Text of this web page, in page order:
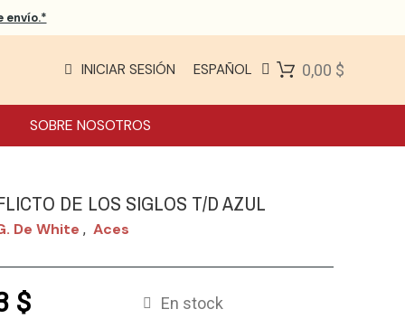
envío.*
INICIAR SESIÓN ESPAÑOL 0,00 $
SOBRE NOSOTROS
DE LOS SIGLOS T/D AZUL
De White , Aces
$
En stock